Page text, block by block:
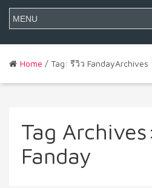
Home / Tag: รีวิว FandayArchives
Tag
Fanday